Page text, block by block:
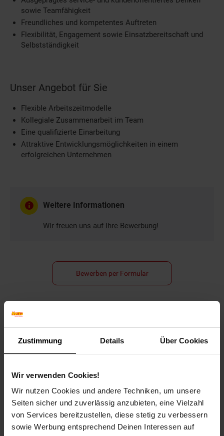
Zustimmung Details Über Cookies
Wir verwenden Cookies!
Wir nutzen Cookies und andere Techniken, um unsere
Seiten sicher und zuverlässig anzubieten, eine Vielzahl
von Services bereitzustellen, diese stetig zu verbessern
sowie Werbung entsprechend Deinen Interessen auf
sowie Teamfähigkeit
Freundliches und kompetentes Auftreten
Flexibilität, Engagement sowie Einsatzbereitschaft und
Selbstständigkeit
Unser Angebot für Sie
Flexible Arbeitszeitmodelle
Kollegiale Zusammenarbeit im Team
Eine qualifizierte Einarbeitung
Attraktive Entwicklungsmöglichkeiten in einem
erfolgreichen Unternehmen
Weitere Informationen
Wir freuen uns auf Ihre Bewerbung!
Bewerben per Formular
Folge uns auf Social Media!
Hinweis: Aus Gründen der leichteren Lesbarkeit verwenden
wir im Textverlauf die männliche Form der Anrede.